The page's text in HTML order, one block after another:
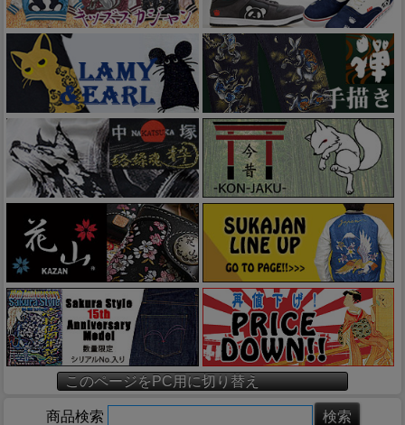
このページをPC用に切り替え
商品検索